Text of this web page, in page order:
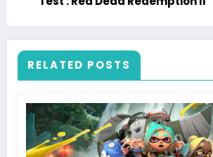
RELATED POSTS